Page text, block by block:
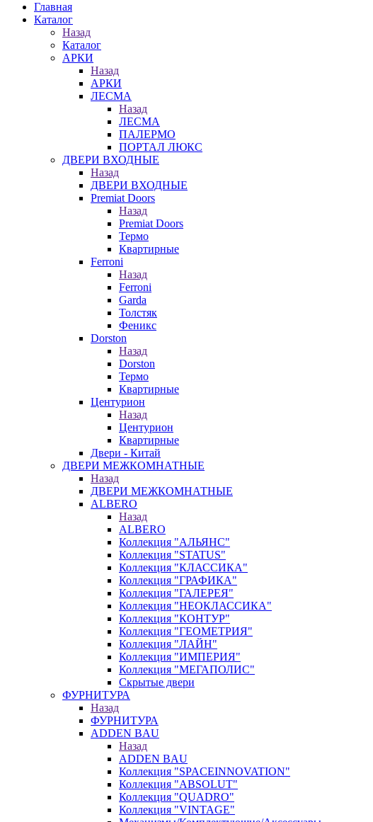
Главная
Каталог
Назад
Каталог
АРКИ
Назад
АРКИ
ЛЕСМА
Назад
ЛЕСМА
ПАЛЕРМО
ПОРТАЛ ЛЮКС
ДВЕРИ ВХОДНЫЕ
Назад
ДВЕРИ ВХОДНЫЕ
Premiat Doors
Назад
Premiat Doors
Термо
Квартирные
Ferroni
Назад
Ferroni
Garda
Толстяк
Феникс
Dorston
Назад
Dorston
Термо
Квартирные
Центурион
Назад
Центурион
Квартирные
Двери - Китай
ДВЕРИ МЕЖКОМНАТНЫЕ
Назад
ДВЕРИ МЕЖКОМНАТНЫЕ
ALBERO
Назад
ALBERO
Коллекция "АЛЬЯНС"
Коллекция "STATUS"
Коллекция "КЛАССИКА"
Коллекция "ГРАФИКА"
Коллекция "ГАЛЕРЕЯ"
Коллекция "НЕОКЛАССИКА"
Коллекция "КОНТУР"
Коллекция "ГЕОМЕТРИЯ"
Коллекция "ЛАЙН"
Коллекция "ИМПЕРИЯ"
Коллекция "МЕГАПОЛИС"
Скрытые двери
ФУРНИТУРА
Назад
ФУРНИТУРА
ADDEN BAU
Назад
ADDEN BAU
Коллекция "SPACEINNOVATION"
Коллекция "ABSOLUT"
Коллекция "QUADRO"
Коллекция "VINTAGE"